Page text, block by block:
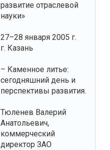
развитие отраслевой
науки»
27–28 января 2005 г.
г. Казань
– Каменное литье:
сегодняшний день и
перспективы развития.
Тюленев Валерий
Анатольевич,
коммерческий
директор ЗАО